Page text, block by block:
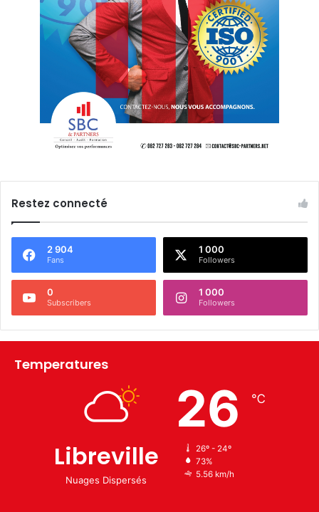
Restez connecté
2 904
Fans
1 000
Followers
0
Subscribers
1 000
Followers
Temperatures
Libreville
Nuages Dispersés
26 ℃
26º - 24º
73%
5.56 km/h